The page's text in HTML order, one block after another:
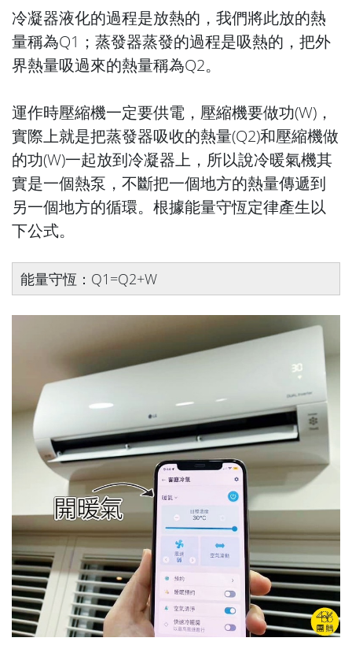
冷凝器液化的過程是放熱的，我們將此放的熱
量稱為Q1；蒸發器蒸發的過程是吸熱的，把外
界熱量吸過來的熱量稱為Q2。
運作時壓縮機一定要供電，壓縮機要做功(W)，
實際上就是把蒸發器吸收的熱量(Q2)和壓縮機做
的功(W)一起放到冷凝器上，所以說冷暖氣機其
實是一個熱泵，不斷把一個地方的熱量傳遞到
另一個地方的循環。根據能量守恆定律產生以
下公式。
能量守恆：Q1=Q2+W